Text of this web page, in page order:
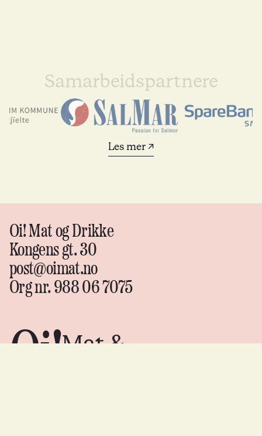
Samarbeidspartnere
Les mer ↗
Oi! Mat og Drikke
Kongens gt. 30
post@oimat.no
Org nr. 988 06 7075
Oi!Mat &